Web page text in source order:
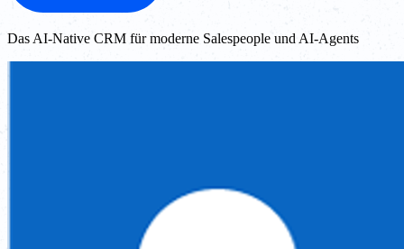
Das AI-Native CRM für moderne Salespeople und AI-Agents